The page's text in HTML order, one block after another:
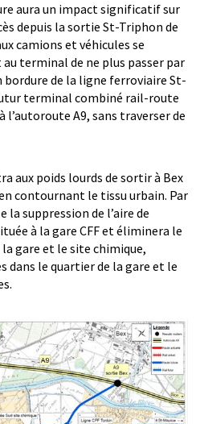
aura un impact significatif sur
depuis la sortie St-Triphon de
camions et véhicules se
terminal de ne plus passer par
de la ligne ferroviaire St-
terminal combiné rail-route
l’autoroute A9, sans traverser de
aux poids lourds de sortir à Bex
contournant le tissu urbain. Par
suppression de l’aire de
à la gare CFF et éliminera le
gare et le site chimique,
dans le quartier de la gare et le